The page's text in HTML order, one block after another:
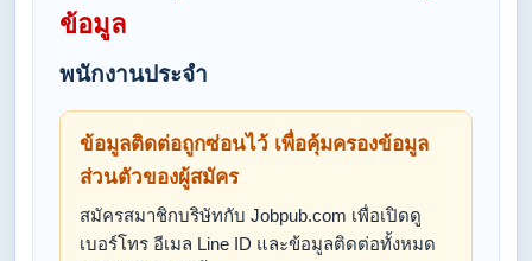
ข้อมูล
พนักงานประจำ
ข้อมูลติดต่อถูกซ่อนไว้ เพื่อคุ้มครองข้อมูล
ส่วนตัวของผู้สมัคร
สมัครสมาชิกบริษัทกับ Jobpub.com เพื่อเปิดดู
เบอร์โทร อีเมล Line ID และข้อมูลติดต่อทั้งหมด